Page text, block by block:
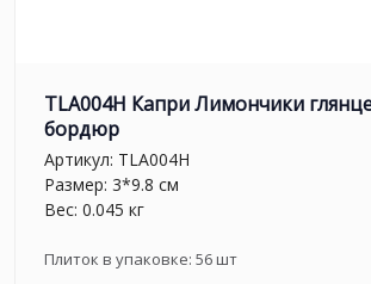
TLA004H Капри Лимончики
бордюр
Артикул: TLA004H
Размер: 3*9.8 см
Вес: 0.045 кг
Плиток в упаковке: 56шт